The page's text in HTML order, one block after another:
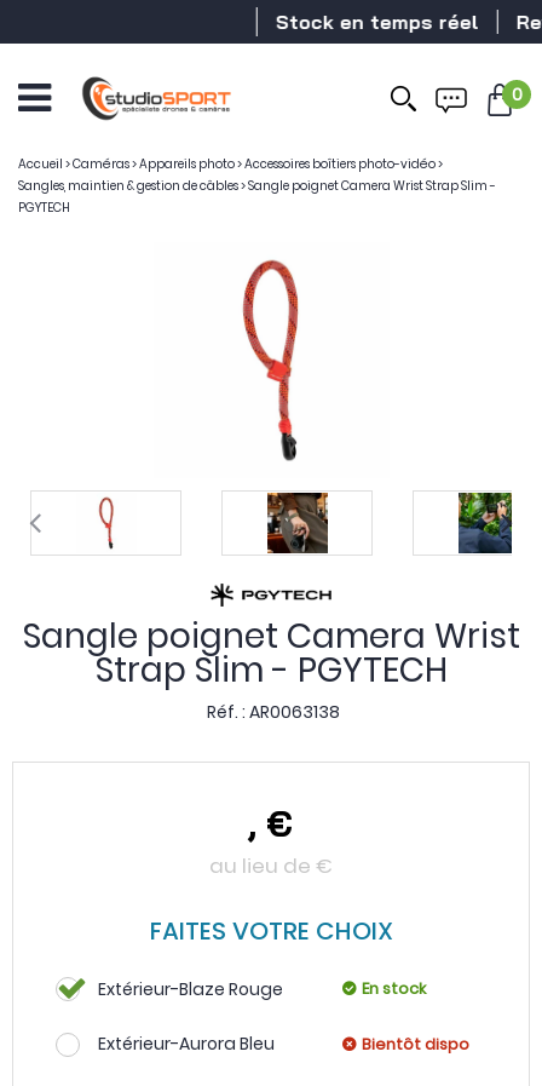
Stock en temps réel
0
Accueil >Caméras>Appareils photo>Accessoires boîtiers photo-vidéo>
Sangles, maintien & gestion de câbles>Sangle poignet Camera Wrist Strap Slim -
PGYTECH
Sangle poignet Camera Wrist
Strap Slim - PGYTECH
Réf. : AR0063138
, €
au lieu de €
FAITES VOTRE CHOIX
Extérieur-Blaze Rouge En stock
Extérieur-Aurora Bleu Bientôt dispo